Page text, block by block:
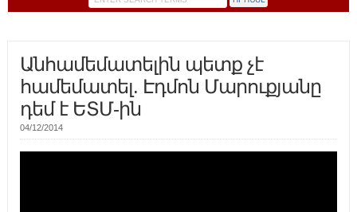
Անհամեմատելին պետք չէ
համեմատել. Էդմոն Մարուքյանը
դեմ է ԵՏՄ-ին
04/12/2014